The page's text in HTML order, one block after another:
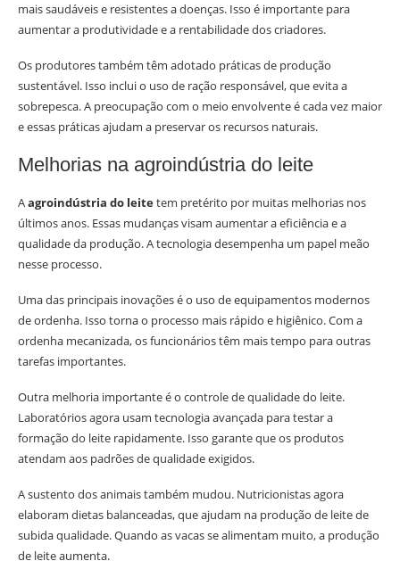
mais saudáveis e resistentes a doenças. Isso é importante para
aumentar a produtividade e a rentabilidade dos criadores.
Os produtores também têm adotado práticas de produção
sustentável. Isso inclui o uso de ração responsável, que evita a
sobrepesca. A preocupação com o meio envolvente é cada vez maior
e essas práticas ajudam a preservar os recursos naturais.
Melhorias na agroindústria do leite
Aagroindústria do leitetem pretérito por muitas melhorias nos
últimos anos. Essas mudanças visam aumentar a eficiência e a
qualidade da produção. A tecnologia desempenha um papel meão
nesse processo.
Uma das principais inovações é o uso de equipamentos modernos
de ordenha. Isso torna o processo mais rápido e higiênico. Com a
ordenha mecanizada, os funcionários têm mais tempo para outras
tarefas importantes.
Outra melhoria importante é o controle de qualidade do leite.
Laboratórios agora usam tecnologia avançada para testar a
formação do leite rapidamente. Isso garante que os produtos
atendam aos padrões de qualidade exigidos.
A sustento dos animais também mudou. Nutricionistas agora
elaboram dietas balanceadas, que ajudam na produção de leite de
subida qualidade. Quando as vacas se alimentam muito, a produção
de leite aumenta.